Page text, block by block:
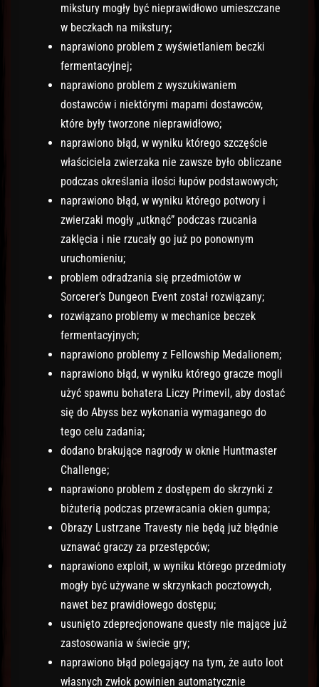
mikstury mogły być nieprawidłowo umieszczane
w beczkach na mikstury;
naprawiono problem z wyświetlaniem beczki
fermentacyjnej;
naprawiono problem z wyszukiwaniem
dostawców i niektórymi mapami dostawców,
które były tworzone nieprawidłowo;
naprawiono błąd, w wyniku którego szczęście
właściciela zwierzaka nie zawsze było obliczane
podczas określania ilości łupów podstawowych;
naprawiono błąd, w wyniku którego potwory i
zwierzaki mogły „utknąć” podczas rzucania
zaklęcia i nie rzucały go już po ponownym
uruchomieniu;
problem odradzania się przedmiotów w
Sorcerer’s Dungeon Event został rozwiązany;
rozwiązano problemy w mechanice beczek
fermentacyjnych;
naprawiono problemy z Fellowship Medalionem;
naprawiono błąd, w wyniku którego gracze mogli
użyć spawnu bohatera Liczy Primevil, aby dostać
się do Abyss bez wykonania wymaganego do
tego celu zadania;
dodano brakujące nagrody w oknie Huntmaster
Challenge;
naprawiono problem z dostępem do skrzynki z
biżuterią podczas przewracania okien gumpa;
Obrazy Lustrzane Travesty nie będą już błędnie
uznawać graczy za przestępców;
naprawiono exploit, w wyniku którego przedmioty
mogły być używane w skrzynkach pocztowych,
nawet bez prawidłowego dostępu;
usunięto zdeprecjonowane questy nie mające już
zastosowania w świecie gry;
naprawiono błąd polegający na tym, że auto loot
własnych zwłok powinien automatycznie